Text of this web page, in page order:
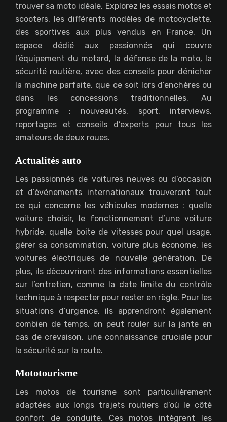
trouver sa moto idéale. Explorez les essais motos et
scooters, les différents modèles de motocyclette,
des sportives aux plus vendus en France. Un
espace dédié aux passionnés qui couvre
l’équipement du motard, la défense de la moto, la
sécurité routière, avec des conseils pour dénicher
la machine parfaite, que ce soit lors d’enchères ou
dans les concessions traditionnelles. Au
programme : nouveautés, sport, interviews,
reportages et conseils d’experts pour tous les
amateurs de deux roues.
Actualités auto
Les passionnés de voitures neuves ou d’occasion
et d’événements internationaux trouveront tout
ce qui concerne les véhicules modernes : quelle
voiture choisir, le fonctionnement d’une voiture
hybride, quelle boite de vitesses pour quel usage,
gérer sa consommation, voiture plus économe, les
voitures électriques de nouvelle génération. De
plus, ils découvriront des informations essentielles
sur l’entretien, comme la date limite du contrôle
technique à respecter pour rester en règle. Pour les
situations d’urgence, ils apprendront également
combien de temps, on peut rouler sur la jante en
cas de crevaison, une connaissance cruciale pour
la sécurité sur la route.
Mototourisme
Les motos de tourisme sont particulièrement
adaptées aux longs trajets routiers d’où le côté
confort de conduite. Ces motos intègrent les